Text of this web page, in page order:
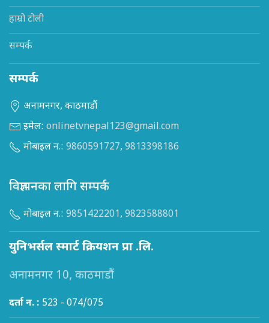
हाम्रो टोली
सम्पर्क
सम्पर्क
अनामनगर, काठमाडौं
इमेल: onlinetvnepal123@gmail.com
मोबाइल न.: 9860591727, 9813398186
विज्ञापनका लागि सम्पर्क
मोबाइल न.: 9851422201, 9823588801
युनिभर्सल स्मार्ट क्रियशन प्रा .लि.
अनामनगर 10, काठमाडौं
दर्ता न. : 523 - 074/075